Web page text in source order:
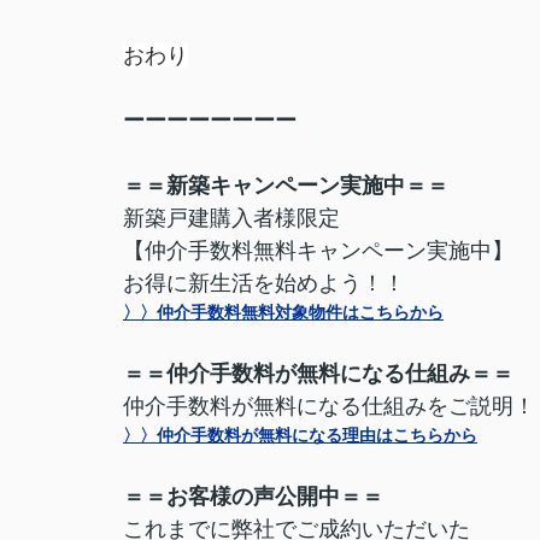
おわり
ーーーーーーーー
＝＝新築キャンペーン実施中＝＝
新築戸建購入者様限定
【仲介手数料無料キャンペーン実施中】
お得に新生活を始めよう！！
〉〉仲介手数料無料対象物件はこちらから
＝＝仲介手数料が無料になる仕組み＝＝
仲介手数料が無料になる仕組みをご説明！
〉〉仲介手数料が無料になる理由はこちらから
＝＝お客様の声公開中＝＝
これまでに弊社でご成約いただいた